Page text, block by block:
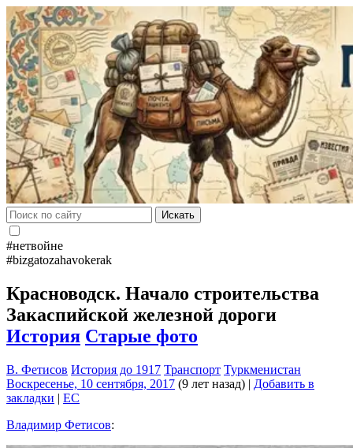
Искать
#нетвойне
#bizgatozahavokerak
Красноводск. Начало строительства
Закаспийской железной дороги
История Старые фото
В. Фетисов История до 1917 Транспорт Туркменистан
Воскресенье, 10 сентября, 2017 (9 лет назад) | Добавить в
закладки | EC
Владимир Фетисов‎: